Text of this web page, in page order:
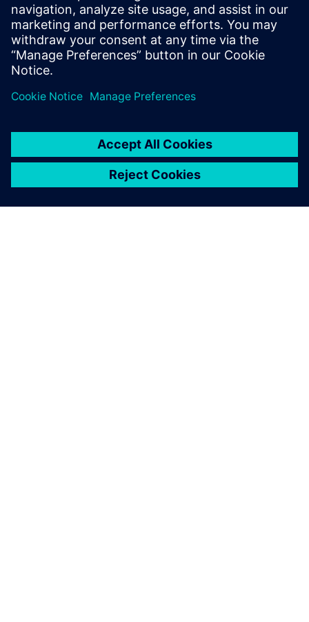
autonomi (opptil 24/7) og oppnå karbonnøytralitet.
Resepter initieres med ...
Lær mer